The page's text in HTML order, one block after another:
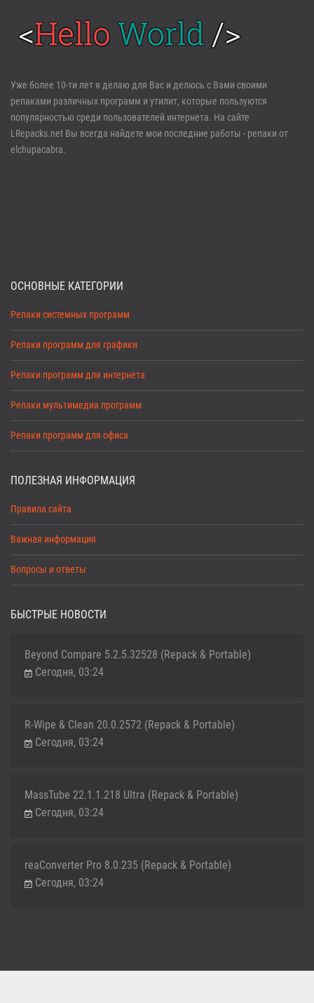
Войти
Регистрация
Забыли пароль?
Уже более 10-ти лет я делаю для Вас и делюсь с Вами своими
репаками различных программ и утилит, которые пользуются
популярностью среди пользователей интернета. На сайте
LRepacks.net Вы всегда найдете мои последние работы - репаки от
elchupacabra.
ОСНОВНЫЕ КАТЕГОРИИ
Репаки системных программ
Репаки программ для графики
Репаки программ для интернета
Репаки мультимедиа программ
Репаки программ для офиса
ПОЛЕЗНАЯ ИНФОРМАЦИЯ
Правила сайта
Важная информация
Вопросы и ответы
БЫСТРЫЕ НОВОСТИ
Beyond Compare 5.2.5.32528 (Repack & Portable)
Сегодня, 03:24
R-Wipe & Clean 20.0.2572 (Repack & Portable)
Сегодня, 03:24
MassTube 22.1.1.218 Ultra (Repack & Portable)
Сегодня, 03:24
reaConverter Pro 8.0.235 (Repack & Portable)
Сегодня, 03:24